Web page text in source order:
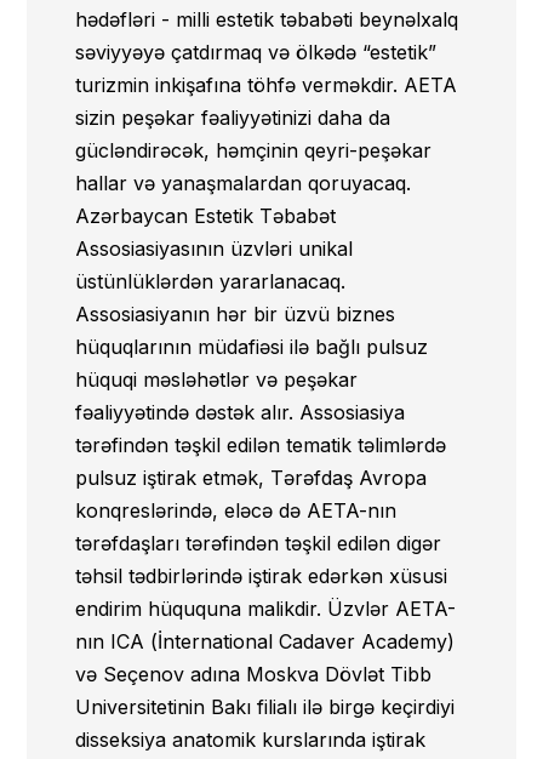
bərabər əsasda, qanunvericiliklə başqa
hal nəzərdə tutulmayıbsa, onun
göstərdiyi xidmətlərdən pulsuz istifadə
etmək;
3.4. Assosiasiyasının bütün layihə və
tədbirlərində iştirak etmək,
Assosiasiyaya üzvlük üstünlüklərindən
istifadə etmək;
3.5. öz istəyinə əsasən istənilən vaxt
Assosiasiyadan çıxmaq;
3.6. Assosiasiyasının komitə və
komissiyalarının fəaliyyətində iştirak
3.7. Assosiasiyasının üzvləri
nizamnamənin müddəalarından və
Assosiasiyasının rəhbər orqanlarının
qəbul etdiyi digər sənədlərdən irəli gələn
digər hüquqlara malikdirlər.
4. Assosiasiya üzvləri aşağıdakıları etməyə
borcludurlar:
hədəfləri - milli estetik təbabəti beynəlxalq
səviyyəyə çatdırmaq və ölkədə “estetik”
turizmin inkişafına töhfə verməkdir. AETA
sizin peşəkar fəaliyyətinizi daha da
gücləndirəcək, həmçinin qeyri-peşəkar
hallar və yanaşmalardan qoruyacaq.
Azərbaycan Estetik Təbabət
Assosiasiyasının üzvləri unikal
üstünlüklərdən yararlanacaq.
Assosiasiyanın hər bir üzvü biznes
hüquqlarının müdafiəsi ilə bağlı pulsuz
hüquqi məsləhətlər və peşəkar
fəaliyyətində dəstək alır. Assosiasiya
tərəfindən təşkil edilən tematik təlimlərdə
pulsuz iştirak etmək, Tərəfdaş Avropa
konqreslərində, eləcə də AETA-nın
tərəfdaşları tərəfindən təşkil edilən digər
təhsil tədbirlərində iştirak edərkən xüsusi
endirim hüququna malikdir. Üzvlər AETA-
nın ICA (İnternational Cadaver Academy)
və Seçenov adına Moskva Dövlət Tibb
Universitetinin Bakı filialı ilə birgə keçirdiyi
disseksiya anatomik kurslarında iştirak